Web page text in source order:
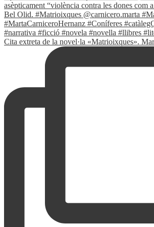
Cita extreta de la novel·la «Matrioixques».